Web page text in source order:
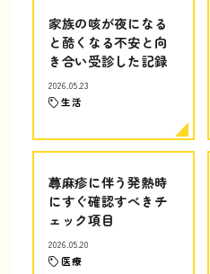
家族の咳が夜になる
と酷くなる不安と向
き合い受診した記録
2026.05.23
生活
蕁麻疹に伴う発熱時
にすぐ確認すべきチ
ェック項目
2026.05.20
医療